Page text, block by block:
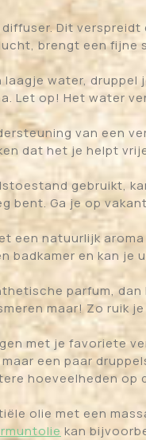
diffuser. Dit
brengt een fijne
water,
Let op! Het water
van een
dat het je helpt
gebruikt,
bent. Ga je op
een natuurlijk
badkamer en kan je
parfum,
maar! Zo ruik
met je favoriete
een paar
hoeveelheden op
olie met een
kan